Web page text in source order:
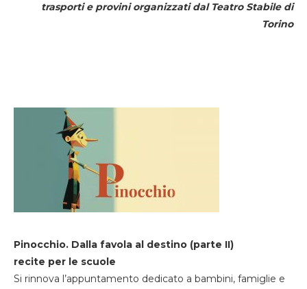
trasporti e provini organizzati dal Teatro Stabile di
Torino
Pinocchio. Dalla favola al destino (parte II)
recite per le scuole
Si rinnova l’appuntamento dedicato a bambini, famiglie e